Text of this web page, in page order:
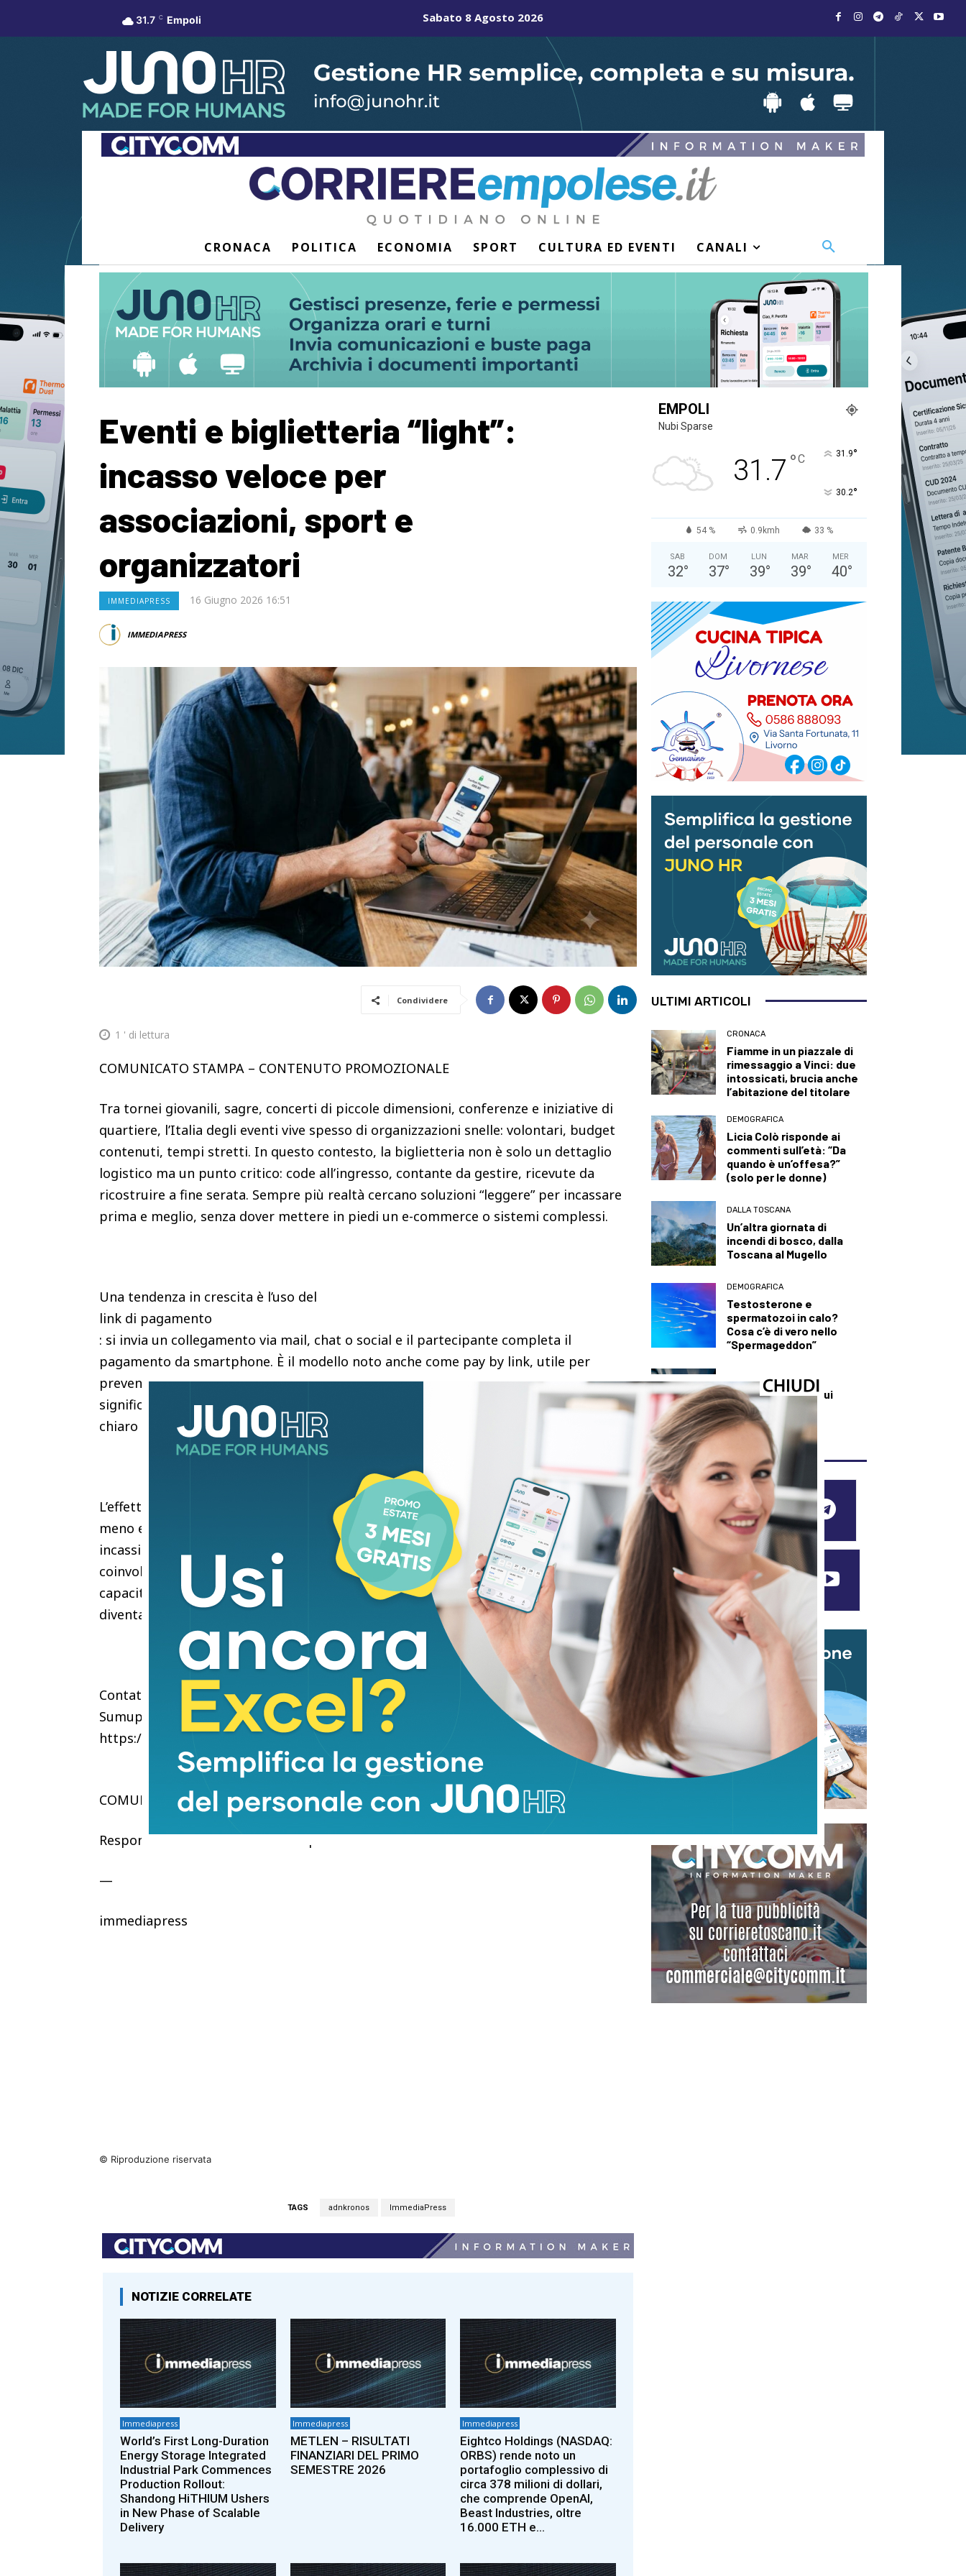
31.7 C Empoli Sabato 8 Agosto 2026
CRONACA POLITICA ECONOMIA SPORT CULTURA ED EVENTI CANALI
Eventi e biglietteria “light”:
incasso veloce per
associazioni, sport e
organizzatori
IMMEDIAPRESS 16 Giugno 2026 16:51
IMMEDIAPRESS
Condividere
1 ' di lettura
COMUNICATO STAMPA – CONTENUTO PROMOZIONALE
Tra tornei giovanili, sagre, concerti di piccole dimensioni, conferenze e iniziative di
quartiere, l’Italia degli eventi vive spesso di organizzazioni snelle: volontari, budget
contenuti, tempi stretti. In questo contesto, la biglietteria non è solo un dettaglio
logistico ma un punto critico: code all’ingresso, contante da gestire, ricevute da
ricostruire a fine serata. Sempre più realtà cercano soluzioni “leggere” per incassare
prima e meglio, senza dover mettere in piedi un e-commerce o sistemi complessi.
Una tendenza in crescita è l’uso del
link di pagamento
: si invia un collegamento via mail, chat o social e il partecipante completa il
pagamento da smartphone. È il modello noto anche come pay by link, utile per
prevendite, quote di iscrizione, caparre o pacchetti famiglia. Per gli organizzatori
significa ridurre la pressione in cassa nel momento di punta e avere un numero più
chiaro di adesioni già prima dell’apertura.
L’effetto si vede anche sul campo: meno tempo speso a gestire resto e banconote,
meno errori, più fluidità agli accessi. E a evento chiuso, una traccia digitale degli
incassi aiuta a rendicontare con più rapidità, soprattutto quando l’organizzazione
coinvolge più persone e più punti vendita. In un settore dove la differenza la fa la
capacità di concentrarsi sul pubblico e sulla sicurezza, semplificare il pagamento può
diventare un vantaggio operativo, non solo tecnologico.
Contatti:
Sumup
https://www.sumup.com/it-it/contatti/?multipr=paymlinkIT
COMUNICATO STAMPA – CONTENUTO PROMOZIONALE
Responsabilità editoriale di Sumup
—
immediapress
© Riproduzione riservata
TAGS adnkronos ImmediaPress
NOTIZIE CORRELATE
Immediapress
World’s First Long-Duration
Energy Storage Integrated
Industrial Park Commences
Production Rollout:
Shandong HiTHIUM Ushers
in New Phase of Scalable
Delivery
Immediapress
METLEN – RISULTATI
FINANZIARI DEL PRIMO
SEMESTRE 2026
Immediapress
Eightco Holdings (NASDAQ:
ORBS) rende noto un
portafoglio complessivo di
circa 378 milioni di dollari,
che comprende OpenAI,
Beast Industries, oltre
16.000 ETH e...
EMPOLI
Nubi Sparse
31.7 °C 31.9°
30.2°
54 % 0.9kmh 33 %
SAB
32°
DOM
37°
LUN
39°
MAR
39°
MER
40°
ULTIMI ARTICOLI
CRONACA
Fiamme in un piazzale di
rimessaggio a Vinci: due
intossicati, brucia anche
l’abitazione del titolare
DEMOGRAFICA
Licia Colò risponde ai
commenti sull’età: “Da
quando è un’offesa?”
(solo per le donne)
DALLA TOSCANA
Un’altra giornata di
incendi di bosco, dalla
Toscana al Mugello
DEMOGRAFICA
Testosterone e
spermatozoi in calo?
Cosa c’è di vero nello
“Spermageddon”
DEMOGRAFICA
Perché investire sui
ventenni triplica il
benessere di tutti
SEGUICI SUI SOCIAL